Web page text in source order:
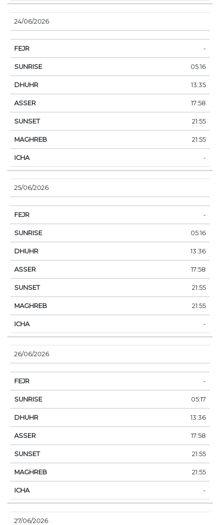
24/06/2026
-
05:16
13:35
17:58
21:55
21:55
-
25/06/2026
-
05:16
13:36
17:58
21:55
21:55
-
26/06/2026
-
05:17
13:36
17:58
21:55
21:55
-
27/06/2026